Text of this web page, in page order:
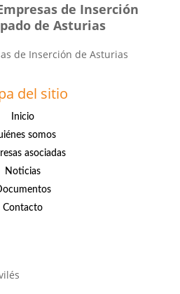
de Inserción
de Asturias
del sitio
Inicio
somos
asociadas
Noticias
Contacto